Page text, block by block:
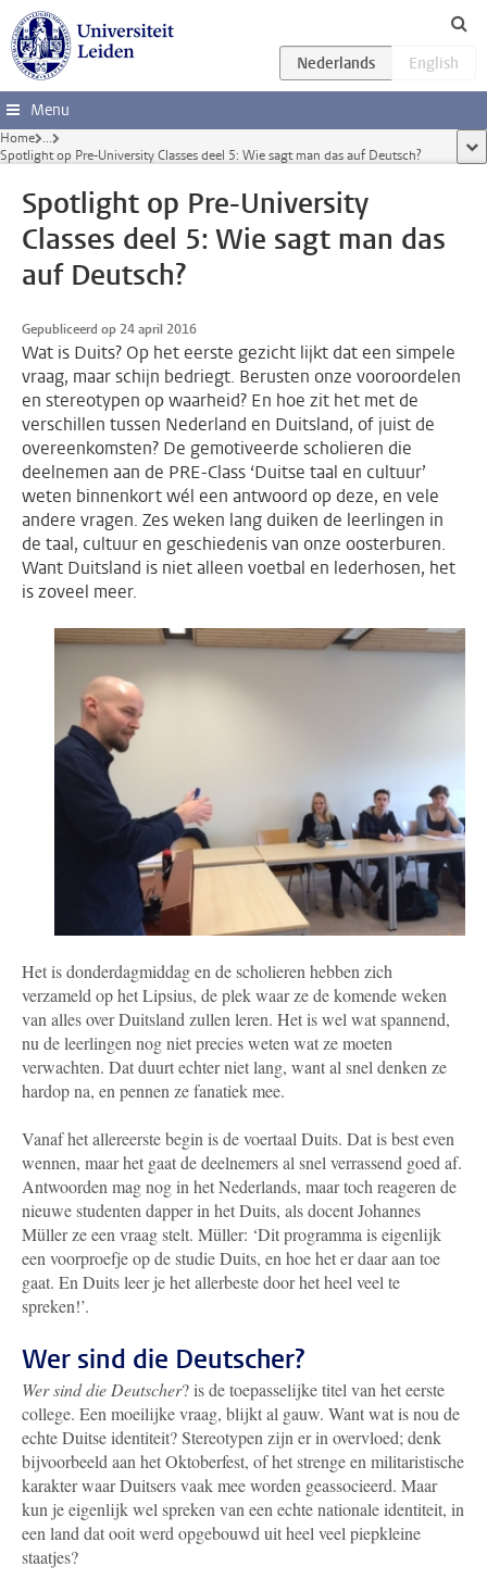
Ga direct naar de inhoud
Menu
Home ...
Spotlight op Pre-University Classes deel 5: Wie sagt man das auf Deutsch?
Spotlight op Pre-University
Classes deel 5: Wie sagt man das
auf Deutsch?
Gepubliceerd op 24 april 2016
Wat is Duits? Op het eerste gezicht lijkt dat een simpele
vraag, maar schijn bedriegt. Berusten onze vooroordelen
en stereotypen op waarheid? En hoe zit het met de
verschillen tussen Nederland en Duitsland, of juist de
overeenkomsten? De gemotiveerde scholieren die
deelnemen aan de PRE-Class ‘Duitse taal en cultuur’
weten binnenkort wél een antwoord op deze, en vele
andere vragen. Zes weken lang duiken de leerlingen in
de taal, cultuur en geschiedenis van onze oosterburen.
Want Duitsland is niet alleen voetbal en lederhosen, het
is zoveel meer.
Het is donderdagmiddag en de scholieren hebben zich
verzameld op het Lipsius, de plek waar ze de komende weken
van alles over Duitsland zullen leren. Het is wel wat spannend,
nu de leerlingen nog niet precies weten wat ze moeten
verwachten. Dat duurt echter niet lang, want al snel denken ze
hardop na, en pennen ze fanatiek mee.
Vanaf het allereerste begin is de voertaal Duits. Dat is best even
wennen, maar het gaat de deelnemers al snel verrassend goed af.
Antwoorden mag nog in het Nederlands, maar toch reageren de
nieuwe studenten dapper in het Duits, als docent Johannes
Müller ze een vraag stelt. Müller: ‘Dit programma is eigenlijk
een voorproefje op de studie Duits, en hoe het er daar aan toe
gaat. En Duits leer je het allerbeste door het heel veel te
spreken!’.
Wer sind die Deutscher?
Wer sind die Deutscher? is de toepasselijke titel van het eerste
college. Een moeilijke vraag, blijkt al gauw. Want wat is nou de
echte Duitse identiteit? Stereotypen zijn er in overvloed; denk
bijvoorbeeld aan het Oktoberfest, of het strenge en militaristische
karakter waar Duitsers vaak mee worden geassocieerd. Maar
kun je eigenlijk wel spreken van een echte nationale identiteit, in
een land dat ooit werd opgebouwd uit heel veel piepkleine
staatjes?